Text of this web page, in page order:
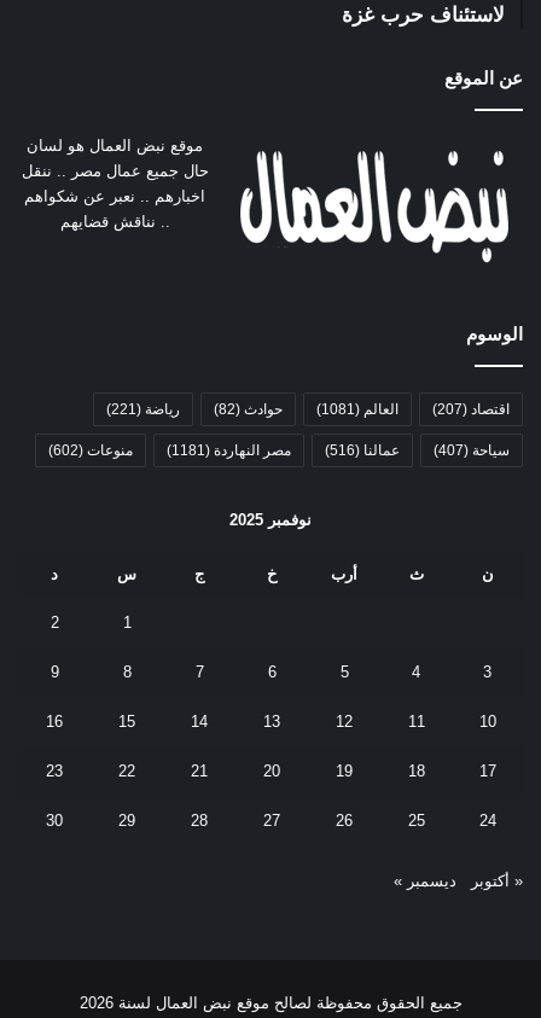
لاستئناف حرب غزة
عن الموقع
موقع نبض العمال هو لسان
حال جميع عمال مصر .. ننقل
اخبارهم .. نعبر عن شكواهم
.. نناقش قضايهم
الوسوم
اقتصاد (207) العالم (1081) حوادث (82) رياضة (221)
سياحة (407) عمالنا (516) مصر النهاردة (1181) منوعات (602)
نوفمبر 2025
ن ث أرب خ ج س د
1
2
3
4
5
6
7
8
9
10
11
12
13
14
15
16
17
18
19
20
21
22
23
24
25
26
27
28
29
30
« أكتوبر ديسمبر »
جميع الحقوق محفوظة لصالح موقع نبض العمال لسنة 2026